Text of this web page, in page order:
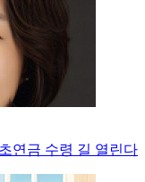
연금 수령 길 열린다